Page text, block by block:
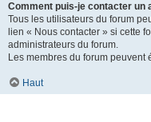
Comment puis-je contacter un
Tous les utilisateurs du forum
lien « Nous contacter » si cette
administrateurs du forum.
Les membres du forum peuvent
Haut